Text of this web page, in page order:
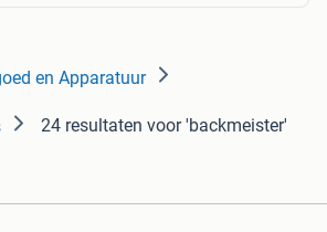
en Apparatuur
24 resultaten voor 'backmeister'